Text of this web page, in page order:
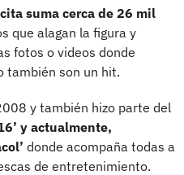
suma cerca de 26 mil
que alagan la figura y
fotos o videos donde
también son un hit.
y también hizo parte del
y actualmente,
donde acompaña todas a
de entretenimiento.